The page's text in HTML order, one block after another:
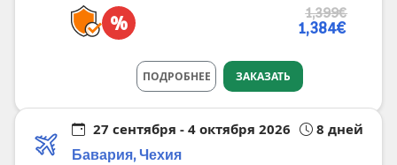
% 1,399€
1,384€
ПОДРОБНЕЕ ЗАКАЗАТЬ
27 сентября - 4 октября 2026 8 дней
Бавария, Чехия